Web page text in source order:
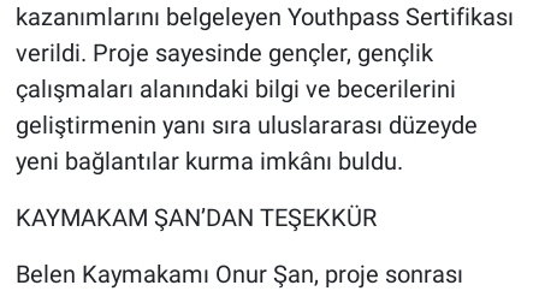
kazanımlarını belgeleyen Youthpass Sertifikası
verildi. Proje sayesinde gençler, gençlik
çalışmaları alanındaki bilgi ve becerilerini
geliştirmenin yanı sıra uluslararası düzeyde
yeni bağlantılar kurma imkânı buldu.
KAYMAKAM ŞAN’DAN TEŞEKKÜR
Belen Kaymakamı Onur Şan, proje sonrası